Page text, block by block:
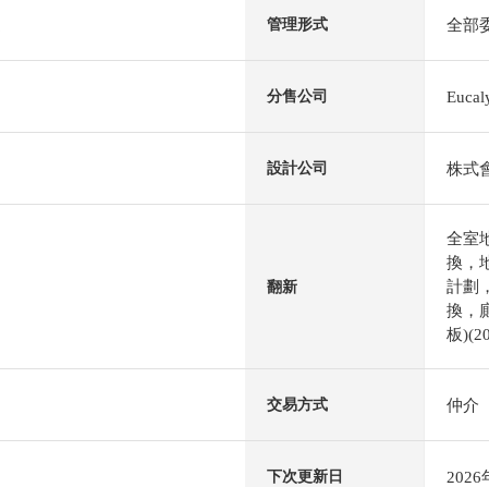
管理形式 全部
分售公司
設計公司 株式
翻新
全室
換，
計劃
換，
板
交易方式 仲介
下次更新日 2026